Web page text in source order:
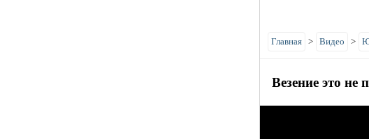
Главная > Видео >
Везение это не